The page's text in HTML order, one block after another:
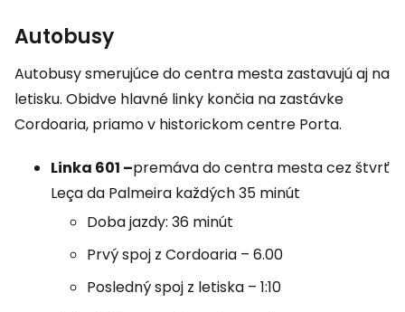
Autobusy
Autobusy smerujúce do centra mesta zastavujú aj na
letisku. Obidve hlavné linky končia na zastávke
Cordoaria, priamo v historickom centre Porta.
Linka 601 –premáva do centra mesta cez štvrť
Leça da Palmeira každých 35 minút
Doba jazdy: 36 minút
Prvý spoj z Cordoaria – 6.00
Posledný spoj z letiska – 1:10